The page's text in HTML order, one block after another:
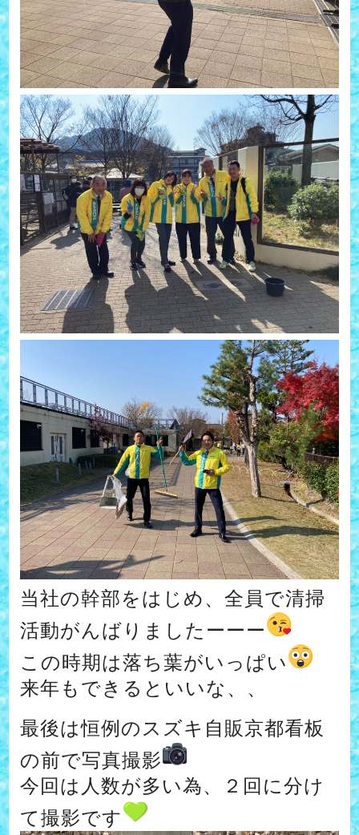
当社の幹部をはじめ、全員で清掃
活動がんばりましたーーー
この時期は落ち葉がいっぱい
来年もできるといいな、、
最後は恒例のスズキ自販京都看板
の前で写真撮影
今回は人数が多い為、２回に分け
て撮影です